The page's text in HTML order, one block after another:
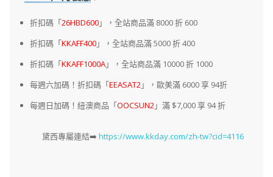
折扣碼「26HBD600」，全站商品滿 8000 折 600
折扣碼「KKAFF400」，全站商品滿 5000 折 400
折扣碼「KKAFF1000A」，全站商品滿 10000 折 1000
每週六加碼！折扣碼「EEASAT2」，歐美滿 6000 享 94折
每週日加碼！紐澳商品「OOCSUN2」滿 $7,000 享 94 折
黛西專屬連結➡️ https://www.kkday.com/zh-tw?cid=4116